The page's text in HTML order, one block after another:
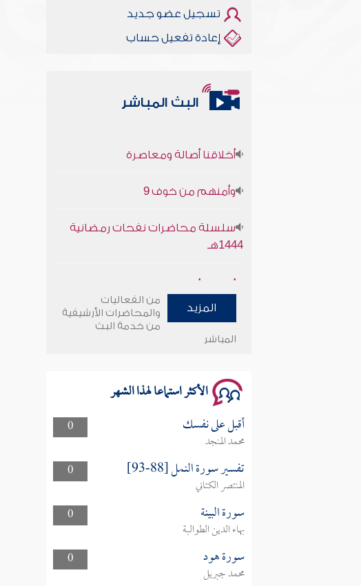
تسجيل عضو جديد
إعادة تفعيل حساب
البث المباشر
1444هـ
وأمنهم من خوف 9
سلسلة محاضرات نفحات رمضانية
المزيد
من الفعاليات
والمحاضرات الأرشيفية
من خدمة البث
المباشر
الأكثر استماعا لهذا الشهر
0 أقبل على نفسك
محمد المنجد
0
تفسير سورة النمل [88-93]
المنتصر الكتاني
0
سورة البينة
بهاء الدين الطوالبة
0
سورة هود
محمد جبريل